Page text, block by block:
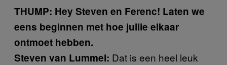
THUMP: Hey Steven en Ferenc! Laten we
eens beginnen met hoe jullie elkaar
ontmoet hebben.
Steven van Lummel: Dat is een heel leuk